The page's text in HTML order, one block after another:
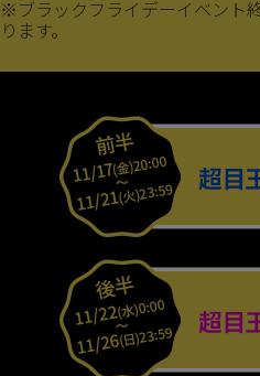
※ブラックフライデーイベント
ります。